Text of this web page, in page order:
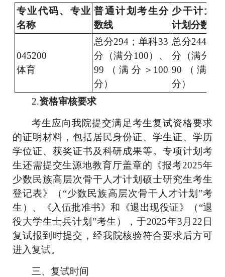
专业代码、专业
名称
普通计划考生分
数线
少干计划
计划分数线
045200
体育
总分294；单科33
分（满分100）、
99（满分＞100
分）
总分244；
分（满分
90（满分
分）
2.资格审核要求
考生应向我院提交满足考生复试资格要求
的证明材料，包括居民身份证、学生证、学历
学位证、获奖证书及科研成果等。专项计划考
生还需提交生源地教育厅盖章的《报考2025年
少数民族高层次骨干人才计划硕士研究生考生
登记表》（ “少数民族高层次骨干人才计划 ”考
生）、《入伍批准书》和《退出现役证》（ “退
役大学生士兵计划 ”考生）， 于2025年3 月 22 日
复试报到时提交， 经我院核验符合要求后方可
进入复试。
三、 复试时间